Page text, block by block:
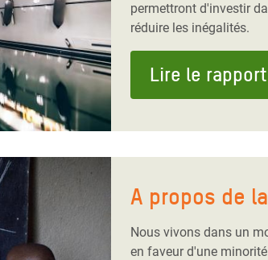
permettront d'investir
réduire les inégalités.
Lire le rapport
A propos de
Nous vivons dans un
en faveur d'une